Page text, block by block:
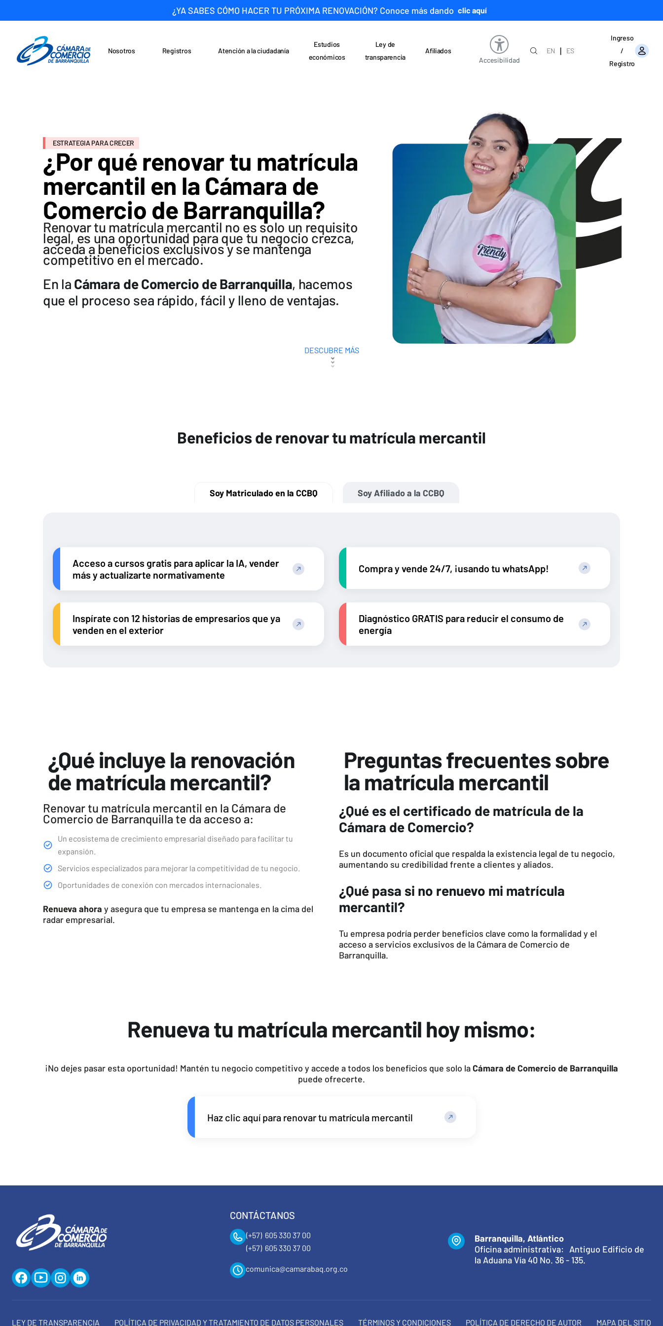
¿YA SABES CÓMO HACER TU PRÓXIMA RENOVACIÓN? Conoce más dando clic aquí
Nosotros Registros
Atención a la ciudadanía
Estudios
económicos
Ley de
transparencia
Afiliados
Accesibilidad
EN |
ES
Ingreso
/
Registro
ESTRATEGIA PARA CRECER
¿Por qué renovar tu matrícula
mercantil en la Cámara de
Comercio de Barranquilla?
Renovar tu matrícula mercantil no es solo un requisito
legal, es una oportunidad para que tu negocio crezca,
acceda a beneficios exclusivos y se mantenga
competitivo en el mercado.
En la Cámara de Comercio de Barranquilla, hacemos
que el proceso sea rápido, fácil y lleno de ventajas.
DESCUBRE MÁS
Beneficios de renovar tu matrícula mercantil
Soy Matriculado en la CCBQ Soy Afiliado a la CCBQ
Acceso a cursos gratis para aplicar la IA, vender
más y actualizarte normativamente
Compra y vende 24/7, ¡usando tu whatsApp!
Inspírate con 12 historias de empresarios que ya
venden en el exterior
Diagnóstico GRATIS para reducir el consumo de
energía
¿Qué incluye la renovación
de matrícula mercantil?
Renovar tu matrícula mercantil en la Cámara de
Comercio de Barranquilla te da acceso a:
Un ecosistema de crecimiento empresarial diseñado para facilitar tu
expansión.
Servicios especializados para mejorar la competitividad de tu negocio.
Oportunidades de conexión con mercados internacionales.
Renueva ahora y asegura que tu empresa se mantenga en la cima del
radar empresarial.
Preguntas frecuentes sobre
la matrícula mercantil
¿Qué es el certificado de matrícula de la
Cámara de Comercio?
Es un documento oficial que respalda la existencia legal de tu negocio,
aumentando su credibilidad frente a clientes y aliados.
¿Qué pasa si no renuevo mi matrícula
mercantil?
Tu empresa podría perder beneficios clave como la formalidad y el
acceso a servicios exclusivos de la Cámara de Comercio de
Barranquilla.
Renueva tu matrícula mercantil hoy mismo:
¡No dejes pasar esta oportunidad! Mantén tu negocio competitivo y accede a todos los beneficios que solo laCámara de Comercio de Barranquilla
puede ofrecerte.
Haz clic aquí para renovar tu matrícula mercantil
CONTÁCTANOS
(+57) 605 330 37 00
(+57) 605 330 37 00
comunica@camarabaq.org.co
Barranquilla, Atlántico
Oficina administrativa: Antiguo Edificio de
la Aduana Vía 40 No. 36 - 135.
LEY DE TRANSPARENCIA POLÍTICA DE PRIVACIDAD Y TRATAMIENTO DE DATOS PERSONALES TÉRMINOS Y CONDICIONES POLÍTICA DE DERECHO DE AUTOR MAPA DEL SITIO